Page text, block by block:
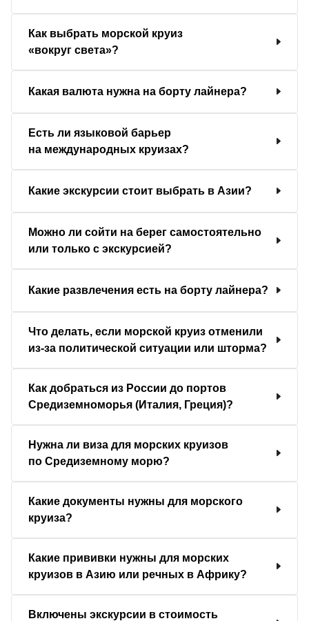
Как выбрать морской круиз
«вокруг света»?
Какая валюта нужна на борту лайнера?
Есть ли языковой барьер
на международных круизах?
Какие экскурсии стоит выбрать в Азии?
Можно ли сойти на берег самостоятельно
или только с экскурсией?
Какие развлечения есть на борту лайнера?
Что делать, если морской круиз отменили
из-за политической ситуации или шторма?
Как добраться из России до портов
Средиземноморья (Италия, Греция)?
Нужна ли виза для морских круизов
по Средиземному морю?
Какие документы нужны для морского
круиза?
Какие прививки нужны для морских
круизов в Азию или речных в Африку?
Включены экскурсии в стоимость